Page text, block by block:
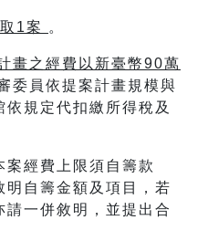
1案 。
畫之經費以新臺幣90萬
委員依提案計畫規模與
規定代扣繳所得稅及
經費上限須自籌款
明自籌金額及項目，若
一併敘明，並提出合